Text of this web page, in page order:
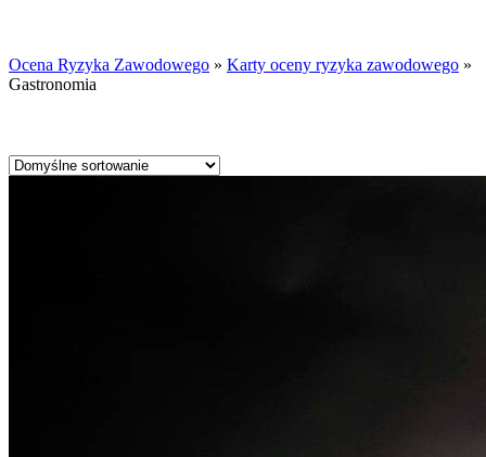
Ocena Ryzyka Zawodowego » Karty oceny ryzyka zawodowego »
Gastronomia